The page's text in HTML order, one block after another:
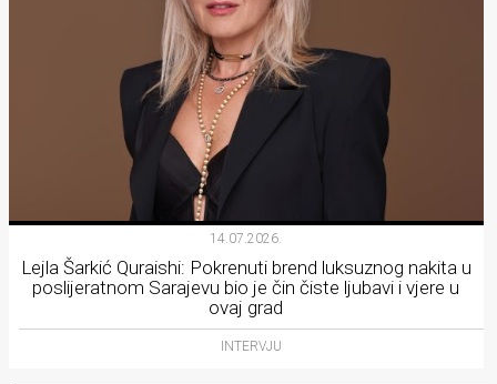
14.07.2026.
Lejla Šarkić Quraishi: Pokrenuti brend luksuznog nakita u
poslijeratnom Sarajevu bio je čin čiste ljubavi i vjere u
ovaj grad
INTERVJU